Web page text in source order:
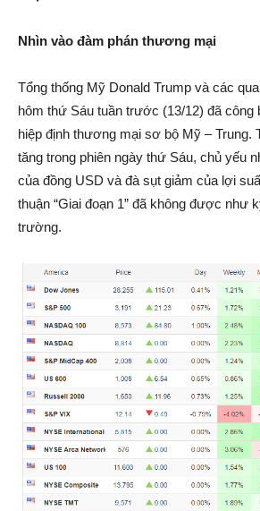
Nhìn vào đàm phán thương mại
Tổng thống Mỹ Donald Trump và các
hôm thứ Sáu tuần trước (13/12) đã công
hiệp định thương mại sơ bộ Mỹ – Trung.
tăng trong phiên ngày thứ Sáu, chủ yếu
của đồng USD và đà sụt giảm của lợi
thuận “Giai đoạn 1” đã không được như
trường.